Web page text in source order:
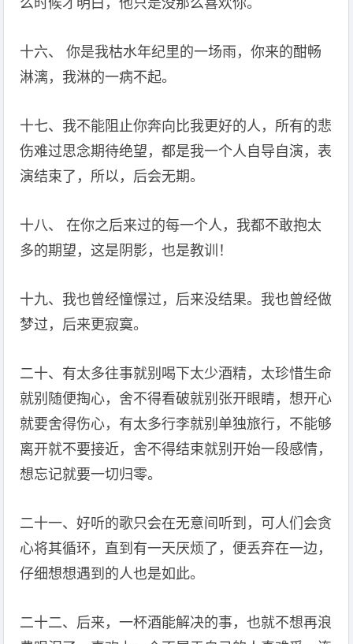
么时候才明白，他只是没那么喜欢你。
十六、 你是我枯水年纪里的一场雨，你来的酣畅
淋漓，我淋的一病不起。
十七、我不能阻止你奔向比我更好的人，所有的悲
伤难过思念期待绝望，都是我一个人自导自演，表
演结束了，所以，后会无期。
十八、 在你之后来过的每一个人，我都不敢抱太
多的期望，这是阴影，也是教训！
十九、我也曾经憧憬过，后来没结果。我也曾经做
梦过，后来更寂寞。
二十、有太多往事就别喝下太少酒精，太珍惜生命
就别随便掏心，舍不得看破就别张开眼睛，想开心
就要舍得伤心，有太多行李就别单独旅行，不能够
离开就不要接近，舍不得结束就别开始一段感情，
想忘记就要一切归零。
二十一、好听的歌只会在无意间听到，可人们会贪
心将其循环，直到有一天厌烦了，便丢弃在一边，
仔细想想遇到的人也是如此。
二十二、后来，一杯酒能解决的事，也就不想再浪